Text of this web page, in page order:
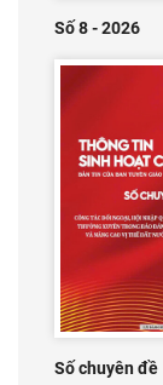
Số 8 - 2026
Số chuyên đề